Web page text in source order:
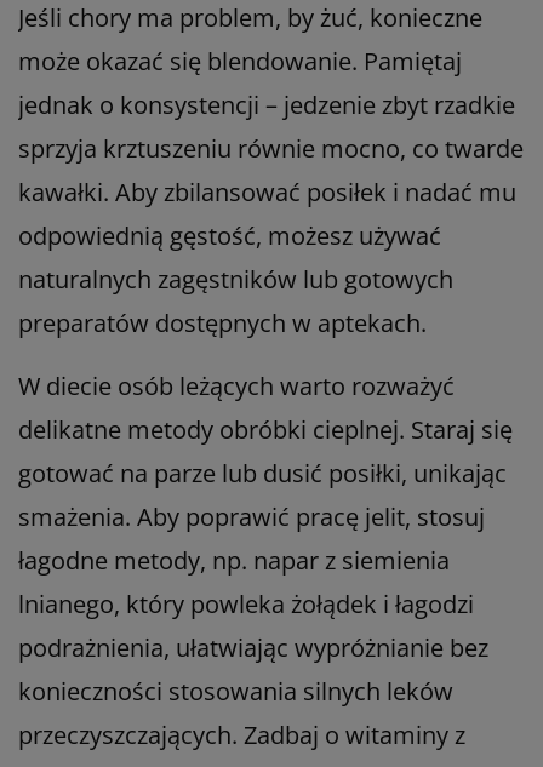
Jeśli chory ma problem, by żuć, konieczne
może okazać się blendowanie. Pamiętaj
jednak o konsystencji – jedzenie zbyt rzadkie
sprzyja krztuszeniu równie mocno, co twarde
kawałki. Aby zbilansować posiłek i nadać mu
odpowiednią gęstość, możesz używać
naturalnych zagęstników lub gotowych
preparatów dostępnych w aptekach.
W diecie osób leżących warto rozważyć
delikatne metody obróbki cieplnej. Staraj się
gotować na parze lub dusić posiłki, unikając
smażenia. Aby poprawić pracę jelit, stosuj
łagodne metody, np. napar z siemienia
lnianego, który powleka żołądek i łagodzi
podrażnienia, ułatwiając wypróżnianie bez
konieczności stosowania silnych leków
przeczyszczających. Zadbaj o witaminy z